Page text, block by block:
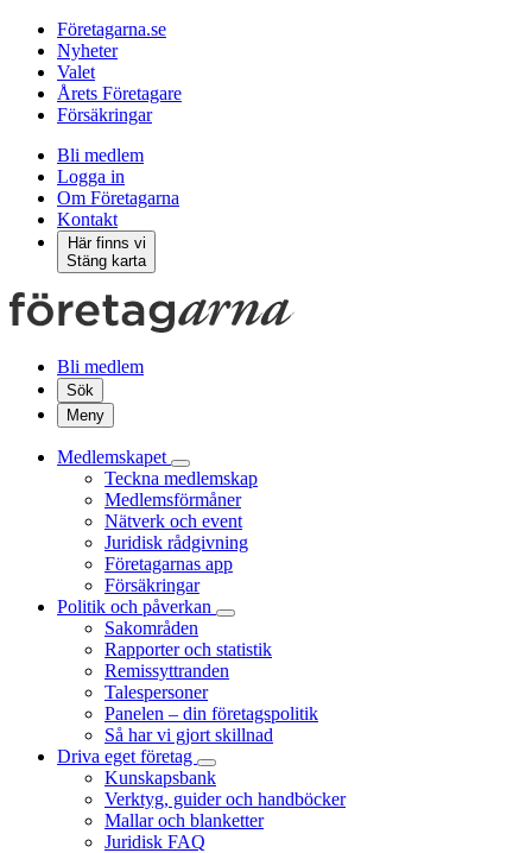
Företagarna.se
Nyheter
Valet
Årets Företagare
Försäkringar
Bli medlem
Logga in
Om Företagarna
Kontakt
Här finns vi
Stäng karta
Bli medlem
Sök
Meny
Medlemskapet
Teckna medlemskap
Medlemsförmåner
Nätverk och event
Juridisk rådgivning
Företagarnas app
Försäkringar
Politik och påverkan
Sakområden
Rapporter och statistik
Remissyttranden
Talespersoner
Panelen – din företagspolitik
Så har vi gjort skillnad
Driva eget företag
Kunskapsbank
Verktyg, guider och handböcker
Mallar och blanketter
Juridisk FAQ